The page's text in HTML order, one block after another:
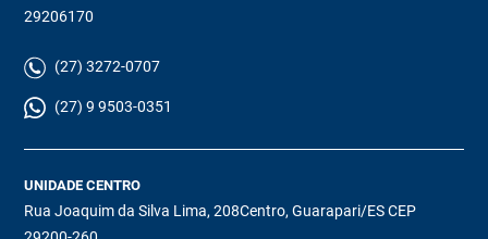
29206170
(27) 3272-0707
(27) 9 9503-0351
UNIDADE CENTRO
Rua Joaquim da Silva Lima, 208Centro, Guarapari/ES CEP